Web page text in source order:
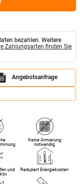
bezahlen. Weitere
Zahlungsarten finden Sie
Keine Armierung
notwendig
und
Reduziert Energiekosten
Angebotsanfrage